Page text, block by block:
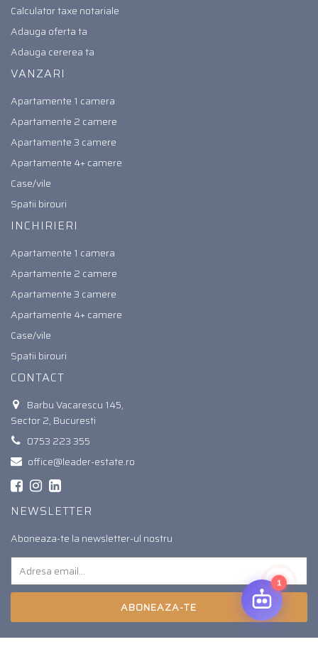
Calculator taxe notariale
Adauga oferta ta
Adauga cererea ta
VANZARI
Apartamente 1 camera
Apartamente 2 camere
Apartamente 3 camere
Apartamente 4+ camere
Case/vile
Spatii birouri
INCHIRIERI
Apartamente 1 camera
Apartamente 2 camere
Apartamente 3 camere
Apartamente 4+ camere
Case/vile
Spatii birouri
CONTACT
Barbu Vacarescu 145,
Sector 2, Bucuresti
0753 223 355
office@leader-estate.ro
NEWSLETTER
Aboneaza-te la newsletter-ul nostru
ABONEAZA-TE
1